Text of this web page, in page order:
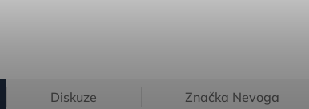
Diskuze Značka Nevoga